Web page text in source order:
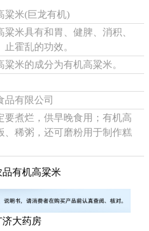
粱米(巨龙有机)
米具有和胃、健脾、消积、
霍乱的功效。
米的成分为有机高粱米。
品有限公司
要煮烂，供早晚食用；有机高
、稀粥，还可磨粉用于制作糕